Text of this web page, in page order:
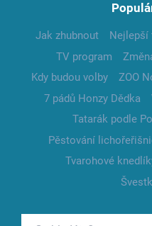
Jak zhubnout Nejlepší
TV program
Kdy budou volby
ZOO
7 pádů Honzy Dědka
Tatarák podle
Pěstování
Tvarohové